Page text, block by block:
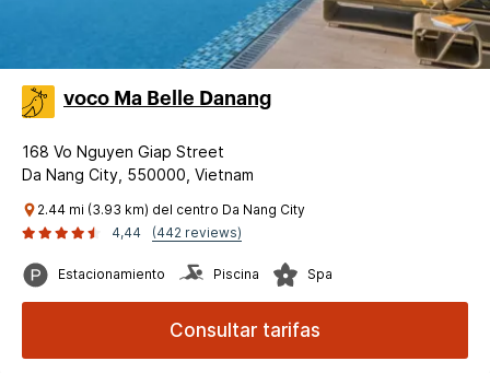
voco Ma Belle Danang
168 Vo Nguyen Giap Street
Da Nang City, 550000, Vietnam
2.44 mi (3.93 km) del centro Da Nang City
4,44
(442 reviews)
Estacionamiento Piscina Spa
Consultar tarifas